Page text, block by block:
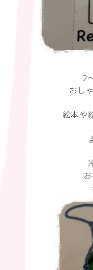
2
おし
絵本や